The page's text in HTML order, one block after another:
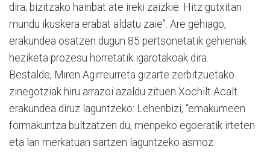
dira; bizitzako hainbat ate ireki zaizkie. Hitz gutxitan
mundu ikuskera erabat aldatu zaie”. Are gehiago,
erakundea osatzen dugun 85 pertsonetatik gehienak
heziketa prozesu horretatik igarotakoak dira.
Bestalde, Miren Agirreurreta gizarte zerbitzuetako
zinegotziak hiru arrazoi azaldu zituen Xochilt Acalt
erakundea diruz laguntzeko: Lehenbizi, “emakumeen
formakuntza bultzatzen du, menpeko egoeratik irteten
eta lan merkatuan sartzen laguntzeko asmoz.